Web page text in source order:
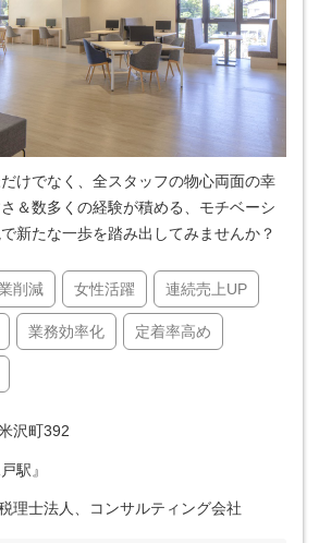
だけでなく、全スタッフの物心両面の幸
＆数多くの経験が積める、モチベーシ
新たな一歩を踏み出してみませんか？
削減 女性活躍 連続売上UP
業務効率化 定着率高め
沢町392
駅』
理士法人、コンサルティング会社